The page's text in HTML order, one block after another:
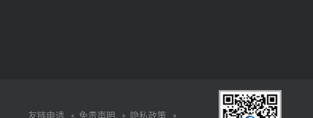
友链申请 免责声明
隐私政策